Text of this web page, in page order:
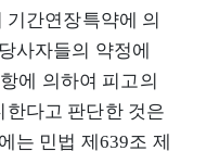
간연장특약에 의
사자들의 약정에
에 의하여 피고의
다고 판단한 것은
는 민법 제639조 제